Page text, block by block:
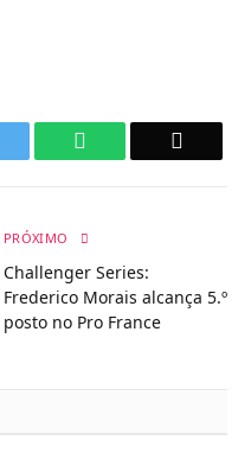
WhatsApp
PRÓXIMO
Challenger Series:
Frederico Morais alcança 5.º
posto no Pro France